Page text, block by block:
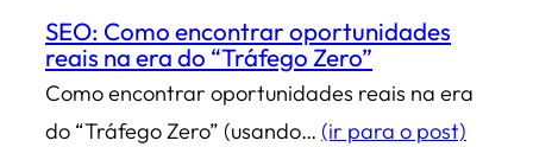
SEO: Como encontrar oportunidades
reais na era do “Tráfego Zero”
Como encontrar oportunidades reais na era
do “Tráfego Zero” (usando… (ir para o post)